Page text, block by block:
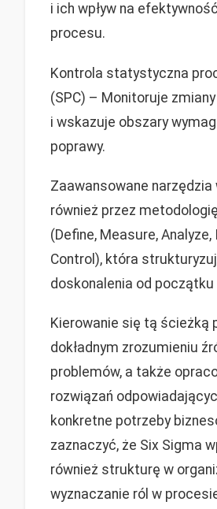
i ich wpływ na
procesu.
Kontrola statystyczna
(SPC) – Monitoruje
i wskazuje obszary
poprawy.
Zaawansowane narzędzia
również przez
(Define, Measure, Analyze,
Control), która
doskonalenia od początku
Kierowanie się tą ścieżką
dokładnym zrozumieniu
problemów, a także
rozwiązań
konkretne potrzeby
zaznaczyć, że Six Sigma
również strukturę w
wyznaczanie ról w